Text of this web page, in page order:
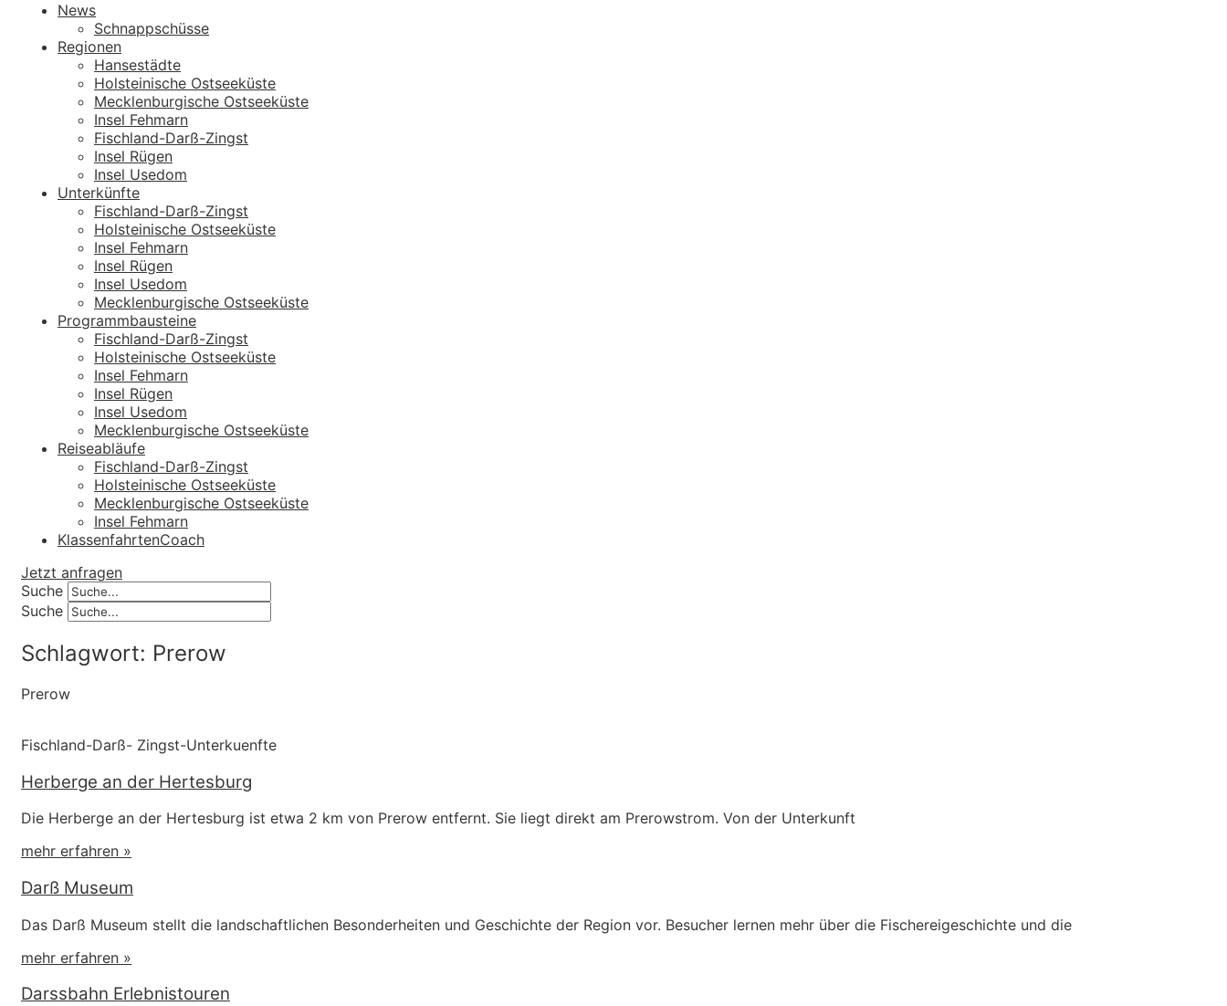
News
Schnappschüsse
Regionen
Hansestädte
Holsteinische Ostseeküste
Mecklenburgische Ostseeküste
Insel Fehmarn
Fischland-Darß-Zingst
Insel Rügen
Insel Usedom
Unterkünfte
Fischland-Darß-Zingst
Holsteinische Ostseeküste
Insel Fehmarn
Insel Rügen
Insel Usedom
Mecklenburgische Ostseeküste
Programmbausteine
Fischland-Darß-Zingst
Holsteinische Ostseeküste
Insel Fehmarn
Insel Rügen
Insel Usedom
Mecklenburgische Ostseeküste
Reiseabläufe
Fischland-Darß-Zingst
Holsteinische Ostseeküste
Mecklenburgische Ostseeküste
Insel Fehmarn
KlassenfahrtenCoach
Jetzt anfragen
Suche
Suche
Schlagwort: Prerow
Prerow
Fischland-Darß- Zingst-Unterkuenfte
Herberge an der Hertesburg
Die Herberge an der Hertesburg ist etwa 2 km von Prerow entfernt. Sie liegt direkt am Prerowstrom. Von der Unterkunft
mehr erfahren »
Darß Museum
Das Darß Museum stellt die landschaftlichen Besonderheiten und Geschichte der Region vor. Besucher lernen mehr über die Fischereigeschichte und die
mehr erfahren »
Darssbahn Erlebnistouren